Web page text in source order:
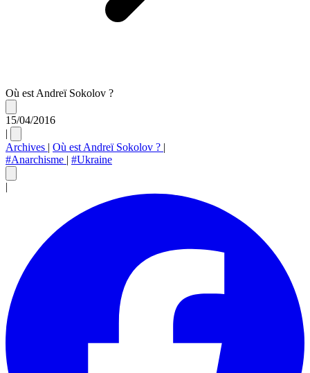
Où est Andreï Sokolov ?
15/04/2016
|
Archives | Où est Andreï Sokolov ? |
#Anarchisme | #Ukraine
|